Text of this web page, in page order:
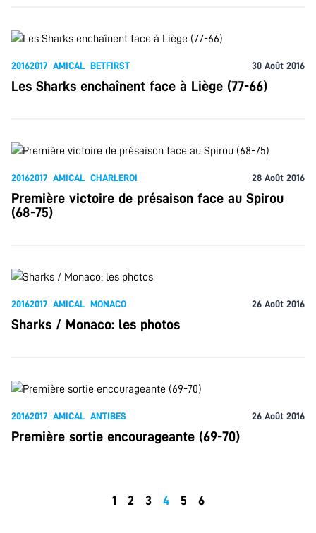
20162017 AMICAL BETFIRST 30 Août 2016
Les Sharks enchaînent face à Liège (77-66)
20162017 AMICAL CHARLEROI 28 Août 2016
Première victoire de présaison face au Spirou
(68-75)
20162017 AMICAL MONACO 26 Août 2016
Sharks / Monaco: les photos
20162017 AMICAL ANTIBES 26 Août 2016
Première sortie encourageante (69-70)
1 2 3 4 5 6